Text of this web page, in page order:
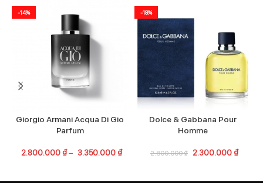
-14%
Giorgio Armani Acqua Di Gio
Parfum
2.800.000 ₫– 3.350.000 ₫
-18%
Dolce & Gabbana Pour
Homme
2.800.000₫ 2.300.000 ₫